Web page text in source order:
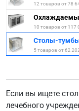
12 товаров от 78
10 товаров от 117
Столы-
5 товаров от 62
Если вы ищете
лечебного